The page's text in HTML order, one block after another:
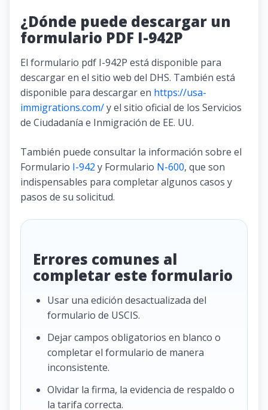
¿Dónde puede descargar un
formulario PDF I-942P
El formulario pdf I-942P está disponible para
descargar en el sitio web del DHS. También está
disponible para descargar en https://usa-
immigrations.com/y el sitio oficial de los Servicios
de Ciudadanía e Inmigración de EE. UU.
También puede consultar la información sobre el
Formulario I-942 y Formulario N-600, que son
indispensables para completar algunos casos y
pasos de su solicitud.
Errores comunes al
completar este formulario
Usar una edición desactualizada del
formulario de USCIS.
Dejar campos obligatorios en blanco o
completar el formulario de manera
inconsistente.
Olvidar la firma, la evidencia de respaldo o
la tarifa correcta.